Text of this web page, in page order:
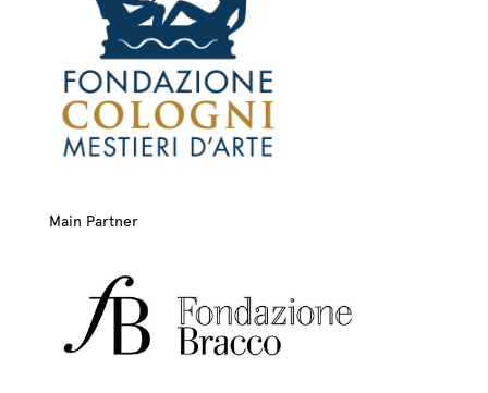
Main Partner